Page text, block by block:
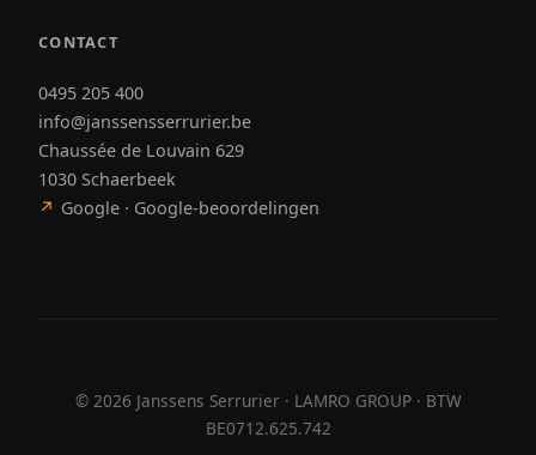
CONTACT
0495 205 400
info@janssensserrurier.be
Chaussée de Louvain 629
1030 Schaerbeek
↗ Google · Google-beoordelingen
© 2026 Janssens Serrurier · LAMRO GROUP · BTW
BE0712.625.742